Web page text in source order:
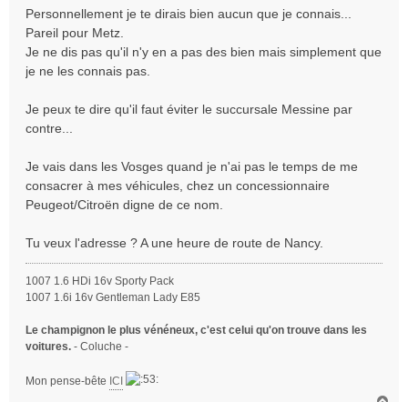
s
a
g
e
Personnellement je te dirais bien aucun que je connais...
Pareil pour Metz.
Je ne dis pas qu'il n'y en a pas des bien mais simplement que
je ne les connais pas.
Je peux te dire qu'il faut éviter le succursale Messine par
contre...
Je vais dans les Vosges quand je n'ai pas le temps de me
consacrer à mes véhicules, chez un concessionnaire
Peugeot/Citroën digne de ce nom.
Tu veux l'adresse ? A une heure de route de Nancy.
1007 1.6 HDi 16v Sporty Pack
1007 1.6i 16v Gentleman Lady E85
Le champignon le plus vénéneux, c'est celui qu'on trouve dans les
voitures. - Coluche -
Mon pense-bête ICI